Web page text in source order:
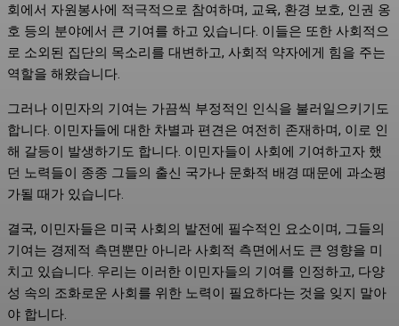
회에서 자원봉사에 적극적으로 참여하며, 교육, 환경 보호, 인권 옹
호 등의 분야에서 큰 기여를 하고 있습니다. 이들은 또한 사회적으
로 소외된 집단의 목소리를 대변하고, 사회적 약자에게 힘을 주는
역할을 해왔습니다.
그러나 이민자의 기여는 가끔씩 부정적인 인식을 불러일으키기도
합니다. 이민자들에 대한 차별과 편견은 여전히 존재하며, 이로 인
해 갈등이 발생하기도 합니다. 이민자들이 사회에 기여하고자 했
던 노력들이 종종 그들의 출신 국가나 문화적 배경 때문에 과소평
가될 때가 있습니다.
결국, 이민자들은 미국 사회의 발전에 필수적인 요소이며, 그들의
기여는 경제적 측면뿐만 아니라 사회적 측면에서도 큰 영향을 미
치고 있습니다. 우리는 이러한 이민자들의 기여를 인정하고, 다양
성 속의 조화로운 사회를 위한 노력이 필요하다는 것을 잊지 말아
야 합니다.